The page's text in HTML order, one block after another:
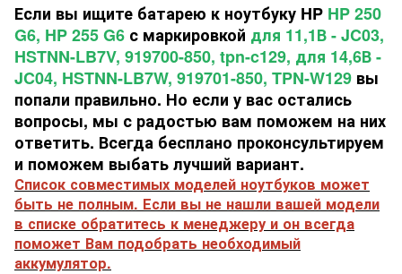
Если вы ищите батарею к ноутбуку HP HP 250
G6, HP 255 G6 с маркировкой для 11,1В - JC03,
HSTNN-LB7V, 919700-850, tpn-c129, для 14,6В -
JC04, HSTNN-LB7W, 919701-850, TPN-W129 вы
попали правильно. Но если у вас остались
вопросы, мы с радостью вам поможем на них
ответить. Всегда бесплано проконсультируем
и поможем выбать лучший вариант.
Список совместимых моделей ноутбуков может
быть не полным. Если вы не нашли вашей модели
в списке обратитесь к менеджеру и он всегда
поможет Вам подобрать необходимый
аккумулятор.